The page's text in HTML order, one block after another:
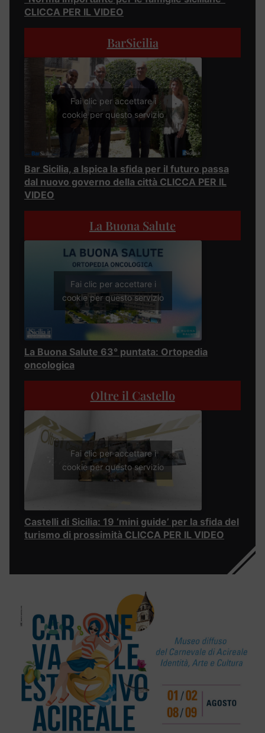
CLICCA PER IL VIDEO
BarSicilia
Fai clic per accettare i
cookie per questo servizio
Bar Sicilia, a Ispica la sfida per il futuro passa
dal nuovo governo della città CLICCA PER IL
VIDEO
La Buona Salute
Fai clic per accettare i
cookie per questo servizio
La Buona Salute 63° puntata: Ortopedia
oncologica
Oltre il Castello
Fai clic per accettare i
cookie per questo servizio
Castelli di Sicilia: 19 ‘mini guide’ per la sfida del
turismo di prossimità CLICCA PER IL VIDEO